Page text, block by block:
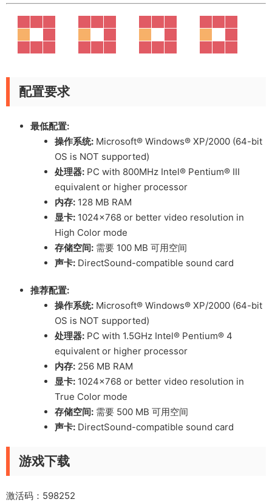
配置要求
最低配置:
操作系统: Microsoft® Windows® XP/2000 (64-bit
OS is NOT supported)
处理器: PC with 800MHz Intel® Pentium® III
equivalent or higher processor
内存: 128 MB RAM
显卡: 1024×768 or better video resolution in
High Color mode
存储空间: 需要 100 MB 可用空间
声卡: DirectSound-compatible sound card
推荐配置:
操作系统: Microsoft® Windows® XP/2000 (64-bit
OS is NOT supported)
处理器: PC with 1.5GHz Intel® Pentium® 4
equivalent or higher processor
内存: 256 MB RAM
显卡: 1024×768 or better video resolution in
True Color mode
存储空间: 需要 500 MB 可用空间
声卡: DirectSound-compatible sound card
游戏下载
激活码：598252